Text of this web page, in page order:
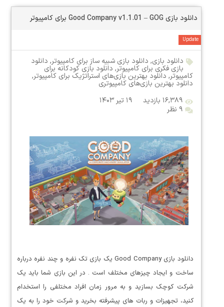
دانلود بازی Good Company v1.1.01 – GOG برای کامپیوتر
Update
دانلود بازی, دانلود بازی شبیه ساز برای کامپیوتر, دانلود
بازی فکری برای کامپیوتر, دانلود بازی کودکانه برای
کامپیوتر, دانلود بهترین بازی‌های استراتژیک برای کامپیوتر,
دانلود بهترین بازی‌های کامپیوتری
۱۶,۳۸۹ بازدید
۱۹ تیر ۱۴۰۳
۹ نظر
دانلود بازی Good Company یک بازی تک نفره و چند نفره درباره
ساخت و ایجاد چیزهای مختلف است . در این بازی شما باید یک
شرکت کوچک بسازید و به مرور زمان افراد مختلفی را استخدام
کنید، تجهیزات و ربات های پیشرفته بخرید و شرکت خود را به یک